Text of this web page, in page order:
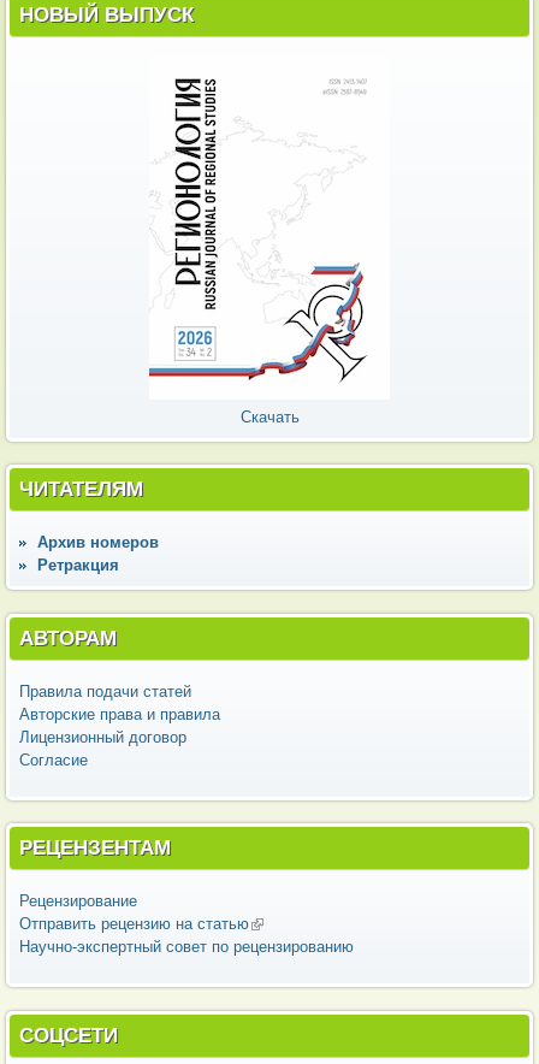
НОВЫЙ ВЫПУСК
Скачать
ЧИТАТЕЛЯМ
Архив номеров
Ретракция
АВТОРАМ
Правила подачи статей
Авторские права и правила
Лицензионный договор
Согласие
РЕЦЕНЗЕНТАМ
Рецензирование
Отправить рецензию на статью(внешняя ссылка)
Научно-экспертный совет по рецензированию
СОЦСЕТИ